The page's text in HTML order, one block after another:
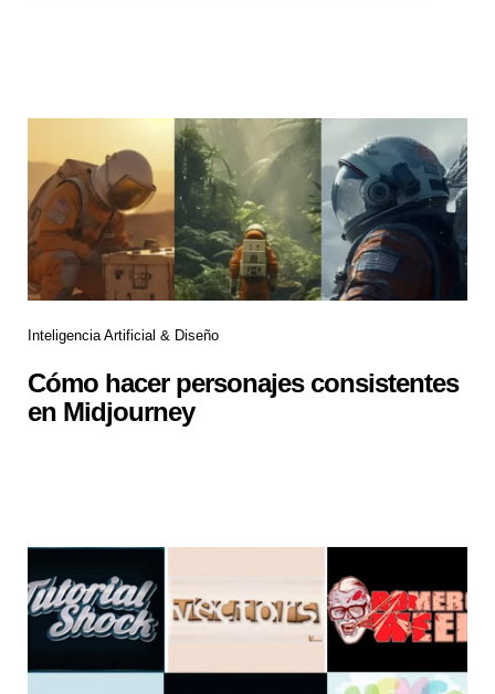
Inteligencia Artificial & Diseño
Cómo hacer personajes consistentes
en Midjourney